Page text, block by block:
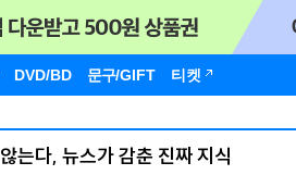
DVD/BD 문구/GIFT 티켓